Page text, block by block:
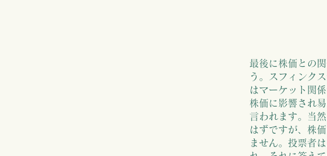
と株価との関
ますが、株価より落ち着いて
最後に株価との
う。スフィンク
はマーケット関
株価に影響され
言われます。当
はずですが、株
ません。投票者